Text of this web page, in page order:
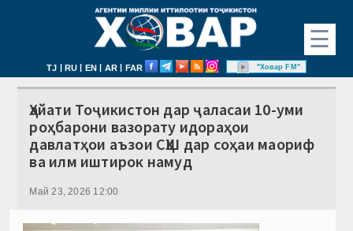
☰
TJ | RU | EN | AR | FAR "Ховар FM"
Ҳайати Тоҷикистон дар ҷаласаи 10-уми
роҳбарони вазорату идораҳои
давлатҳои аъзои СҲШ дар соҳаи маориф
ва илм иштирок намуд
Май 23, 2026 12:00